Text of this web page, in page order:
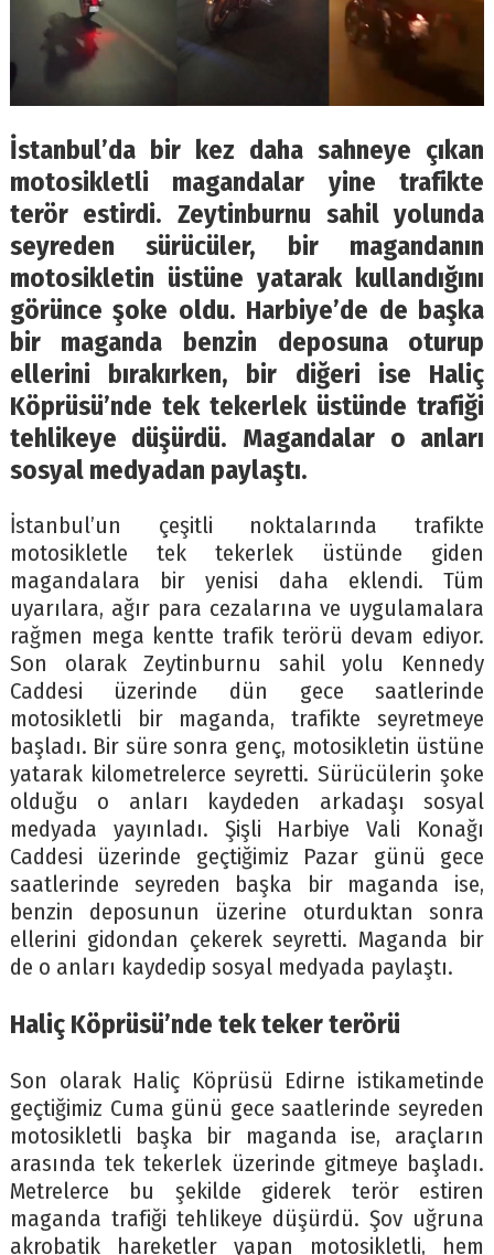
İstanbul’da bir kez daha sahneye çıkan
motosikletli magandalar yine trafikte
terör estirdi. Zeytinburnu sahil yolunda
seyreden sürücüler, bir magandanın
motosikletin üstüne yatarak kullandığını
görünce şoke oldu. Harbiye’de de başka
bir maganda benzin deposuna oturup
ellerini bırakırken, bir diğeri ise Haliç
Köprüsü’nde tek tekerlek üstünde trafiği
tehlikeye düşürdü. Magandalar o anları
sosyal medyadan paylaştı.
İstanbul’un çeşitli noktalarında trafikte
motosikletle tek tekerlek üstünde giden
magandalara bir yenisi daha eklendi. Tüm
uyarılara, ağır para cezalarına ve uygulamalara
rağmen mega kentte trafik terörü devam ediyor.
Son olarak Zeytinburnu sahil yolu Kennedy
Caddesi üzerinde dün gece saatlerinde
motosikletli bir maganda, trafikte seyretmeye
başladı. Bir süre sonra genç, motosikletin üstüne
yatarak kilometrelerce seyretti. Sürücülerin şoke
olduğu o anları kaydeden arkadaşı sosyal
medyada yayınladı. Şişli Harbiye Vali Konağı
Caddesi üzerinde geçtiğimiz Pazar günü gece
saatlerinde seyreden başka bir maganda ise,
benzin deposunun üzerine oturduktan sonra
ellerini gidondan çekerek seyretti. Maganda bir
de o anları kaydedip sosyal medyada paylaştı.
Haliç Köprüsü’nde tek teker terörü
Son olarak Haliç Köprüsü Edirne istikametinde
geçtiğimiz Cuma günü gece saatlerinde seyreden
motosikletli başka bir maganda ise, araçların
arasında tek tekerlek üzerinde gitmeye başladı.
Metrelerce bu şekilde giderek terör estiren
maganda trafiği tehlikeye düşürdü. Şov uğruna
akrobatik hareketler yapan motosikletli, hem